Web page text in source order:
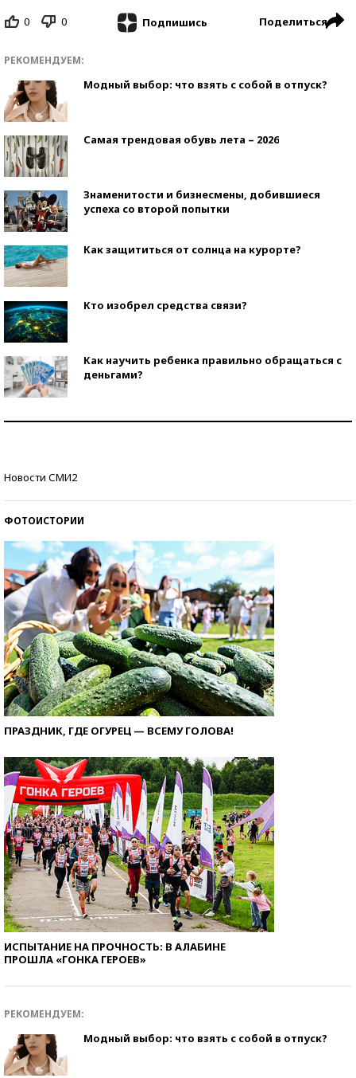
0 0 Подпишись Поделиться
РЕКОМЕНДУЕМ:
Модный выбор: что взять с собой в отпуск?
Самая трендовая обувь лета – 2026
Знаменитости и бизнесмены, добившиеся
успеха со второй попытки
Как защититься от солнца на курорте?
Кто изобрел средства связи?
Как научить ребенка правильно обращаться с
деньгами?
Новости СМИ2
ФОТОИСТОРИИ
ПРАЗДНИК, ГДЕ ОГУРЕЦ — ВСЕМУ ГОЛОВА!
ИСПЫТАНИЕ НА ПРОЧНОСТЬ: В АЛАБИНЕ
ПРОШЛА «ГОНКА ГЕРОЕВ»
РЕКОМЕНДУЕМ:
Модный выбор: что взять с собой в отпуск?